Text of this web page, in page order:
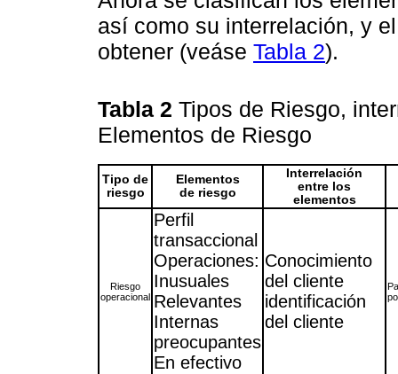
así como su interrelación, y
obtener (veáse Tabla 2).
Tabla 2 Tipos de Riesgo,
Elementos de Riesgo
Tipo de
riesgo
Elementos
de riesgo
Interrelación
entre los
elementos
Riesgo
operacional
Perfil
transaccional
Operaciones:
Inusuales
Relevantes
Internas
preocupantes
En efectivo
Conocimiento
del cliente
identificación
del cliente